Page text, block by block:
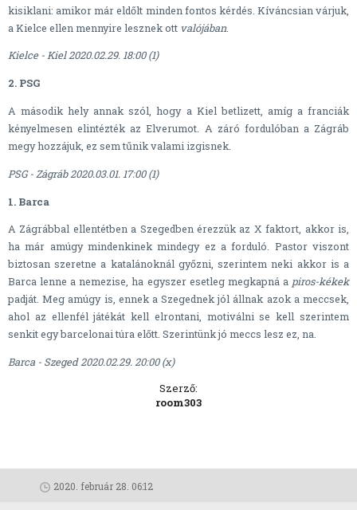
kisiklani: amikor már eldőlt minden fontos kérdés. Kíváncsian várjuk,
a Kielce ellen mennyire lesznek ott valójában
Kielce - Kiel 2020.02.29. 18:00 (1)
2. PSG
A második hely annak szól, hogy a Kiel betlizett, amíg a franciák
kényelmesen elintézték az Elverumot. A záró fordulóban a Zágráb
megy hozzájuk, ez sem tűnik valami izgisnek.
PSG - Zágráb 2020.03.01. 17:00 (1)
1. Barca
A Zágrábbal ellentétben a Szegedben érezzük az X faktort, akkor is,
ha már amúgy mindenkinek mindegy ez a forduló. Pastor viszont
biztosan szeretne a katalánoknál győzni, szerintem neki akkor is a
Barca lenne a nemezise, ha egyszer esetleg megkapná a piros-kékek
padját. Meg amúgy is, ennek a Szegednek jól állnak azok a meccsek,
ahol az ellenfél játékát kell elrontani, motiválni se kell szerintem
senkit egy barcelonai túra előtt. Szerintünk jó meccs lesz ez, na.
Barca - Szeged 2020.02.29. 20:00 (x)
Szerző:
room303
2020. február 28. 06:12